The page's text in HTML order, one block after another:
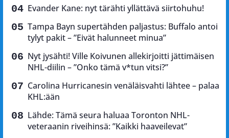
Evander Kane: nyt tärähti yllättävä siirtohuhu!
Tampa Bayn supertähden paljastus: Buffalo antoi
tylyt pakit – ”Eivät halunneet minua”
Nyt jysähti! Ville Koivunen allekirjoitti jättimäisen
NHL-diilin – ”Onko tämä v*tun vitsi?”
Carolina Hurricanesin venäläisvahti lähtee – palaa
KHL:ään
Lähde: Tämä seura haluaa Toronton NHL-
veteraanin riveihinsä: ”Kaikki haaveilevat”